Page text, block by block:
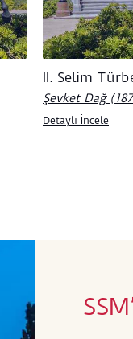
II. Selim
Şevket Dağ
Detaylı İncele